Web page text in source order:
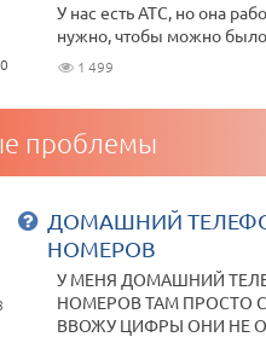
У нас есть АТС, но она
нужно, чтобы можно
1 499
проблемы
ДОМАШНИЙ
НОМЕРОВ
У МЕНЯ ДОМАШНИЙ
НОМЕРОВ ТАМ ПРОСТО
ВВОЖУ ЦИФРЫ ОНИ НЕ